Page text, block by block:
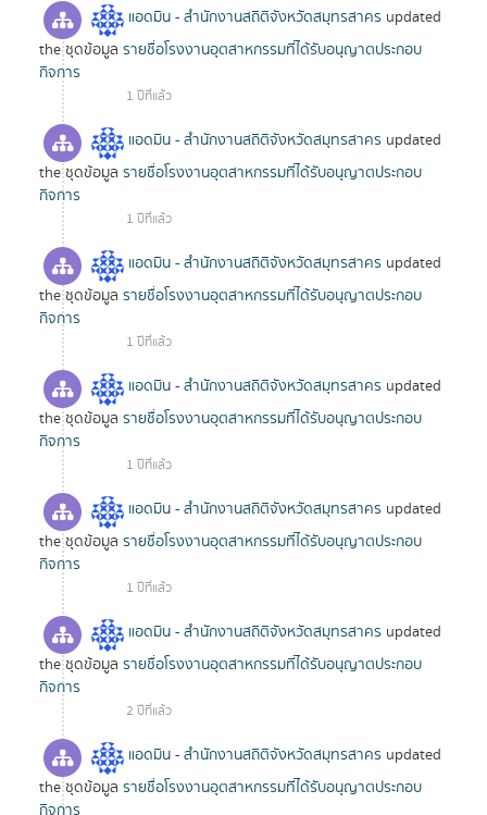
แอดมิน - สำนักงานสถิติจังหวัดสมุทรสาคร updated
the ชุดข้อมูล รายชื่อโรงงานอุตสาหกรรมที่ได้รับอนุญาตประกอบ
กิจการ
1 ปีที่แล้ว
แอดมิน - สำนักงานสถิติจังหวัดสมุทรสาคร updated
the ชุดข้อมูล รายชื่อโรงงานอุตสาหกรรมที่ได้รับอนุญาตประกอบ
กิจการ
1 ปีที่แล้ว
แอดมิน - สำนักงานสถิติจังหวัดสมุทรสาคร updated
the ชุดข้อมูล รายชื่อโรงงานอุตสาหกรรมที่ได้รับอนุญาตประกอบ
กิจการ
1 ปีที่แล้ว
แอดมิน - สำนักงานสถิติจังหวัดสมุทรสาคร updated
the ชุดข้อมูล รายชื่อโรงงานอุตสาหกรรมที่ได้รับอนุญาตประกอบ
กิจการ
1 ปีที่แล้ว
แอดมิน - สำนักงานสถิติจังหวัดสมุทรสาคร updated
the ชุดข้อมูล รายชื่อโรงงานอุตสาหกรรมที่ได้รับอนุญาตประกอบ
กิจการ
1 ปีที่แล้ว
แอดมิน - สำนักงานสถิติจังหวัดสมุทรสาคร updated
the ชุดข้อมูล รายชื่อโรงงานอุตสาหกรรมที่ได้รับอนุญาตประกอบ
กิจการ
2 ปีที่แล้ว
แอดมิน - สำนักงานสถิติจังหวัดสมุทรสาคร updated
the ชุดข้อมูล รายชื่อโรงงานอุตสาหกรรมที่ได้รับอนุญาตประกอบ
กิจการ